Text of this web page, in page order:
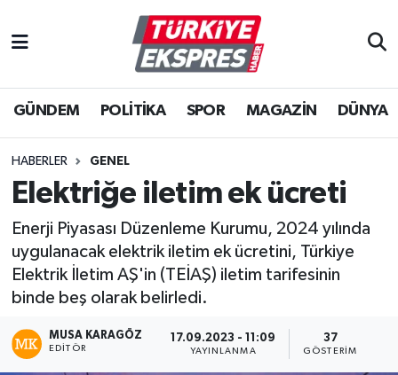
GÜNDEM POLİTİKA SPOR MAGAZİN DÜNYA
HABERLER GENEL
Elektriğe iletim ek ücreti
Enerji Piyasası Düzenleme Kurumu, 2024 yılında
uygulanacak elektrik iletim ek ücretini, Türkiye
Elektrik İletim AŞ'in (TEİAŞ) iletim tarifesinin
binde beş olarak belirledi.
MUSA KARAGÖZ
EDITÖR
17.09.2023 - 11:09
YAYINLANMA
37
GÖSTERIM
İstanbul Nöbetçi Eczaneler
İstanbul Hava Durumu
İstanbul Namaz Vakitleri
İstanbul Trafik Yoğunluk Haritası
Süper Lig Puan Durumu ve Fikstür
Tüm Manşetler
Son Dakika Haberleri